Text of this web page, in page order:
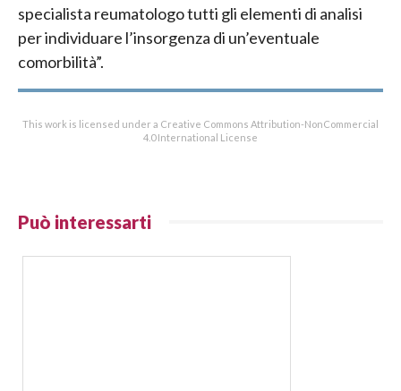
specialista reumatologo tutti gli elementi di analisi
per individuare l’insorgenza di un’eventuale
comorbilità”.
This work is licensed under a Creative Commons Attribution-NonCommercial
4.0 International License
Può interessarti